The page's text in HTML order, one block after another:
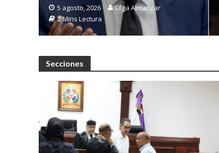
5 agosto, 2026
Olga Almanzar
2 Mins Lectura
Secciones